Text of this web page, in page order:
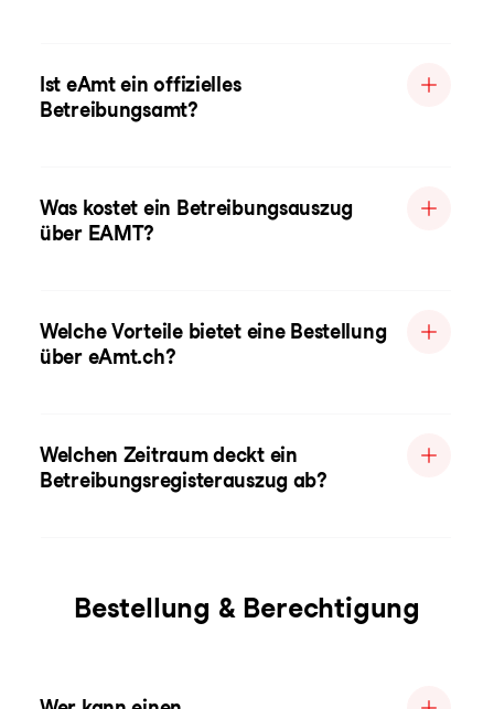
Ist eAmt ein offizielles
Betreibungsamt?
Was kostet ein Betreibungsauszug
über EAMT?
Welche Vorteile bietet eine Bestellung
über eAmt.ch?
Welchen Zeitraum deckt ein
Betreibungsregisterauszug ab?
Bestellung & Berechtigung